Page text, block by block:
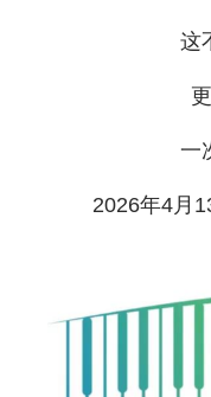
这不
更
一次
2026年4月13